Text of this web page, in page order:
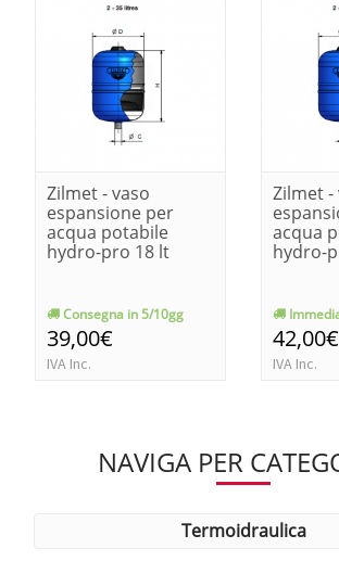
Zilmet - vaso
espansione per
acqua potabile
hydro-pro 18 lt
Consegna in 5/10gg
39,00€
IVA Inc.
Zilmet -
acqua
hydro-
42,00€
IVA Inc.
NAVIGA PER
termoidraulica